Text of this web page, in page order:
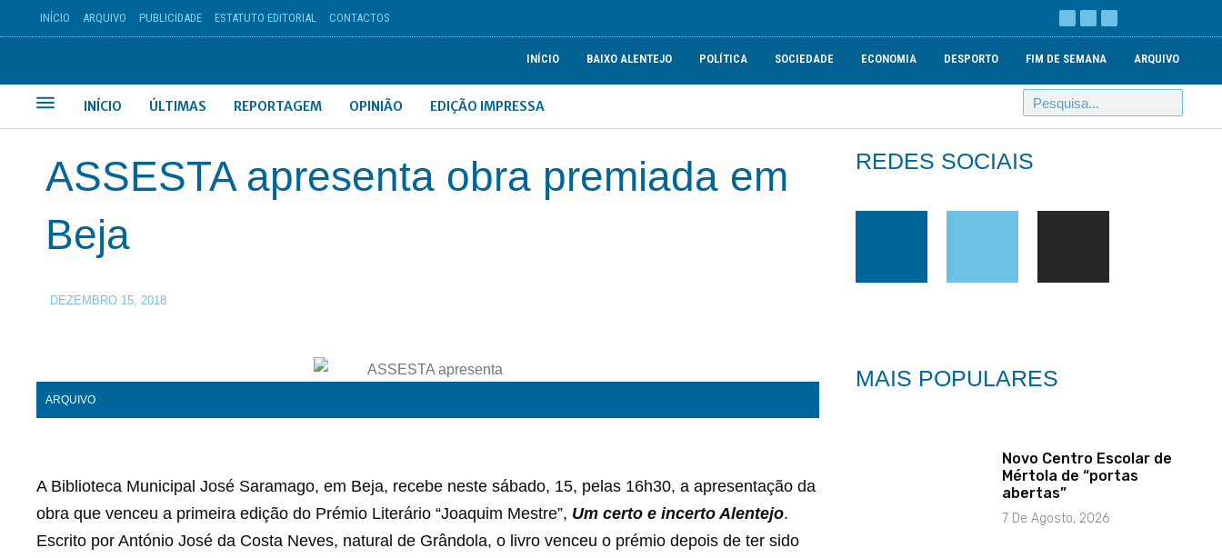
INÍCIO ARQUIVO PUBLICIDADE ESTATUTO EDITORIAL CONTACTOS
INÍCIO BAIXO ALENTEJO POLÍTICA SOCIEDADE ECONOMIA DESPORTO FIM DE SEMANA ARQUIVO
INÍCIO ÚLTIMAS REPORTAGEM OPINIÃO EDIÇÃO IMPRESSA
ASSESTA apresenta obra premiada em
Beja
DEZEMBRO 15, 2018
ARQUIVO
A Biblioteca Municipal José Saramago, em Beja, recebe neste sábado, 15, pelas 16h30, a apresentação da
obra que venceu a primeira edição do Prémio Literário “Joaquim Mestre”, Um certo e incerto Alentejo.
Escrito por António José da Costa Neves, natural de Grândola, o livro venceu o prémio depois de ter sido
REDES SOCIAIS
MAIS POPULARES
Novo Centro Escolar de
Mértola de “portas
abertas”
7 De Agosto, 2026